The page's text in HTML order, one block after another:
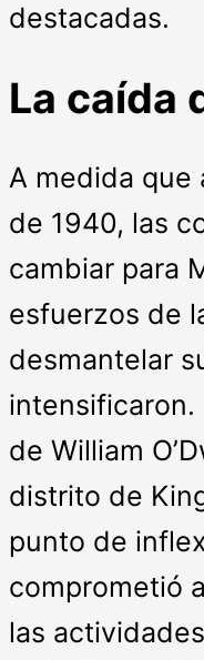
destacadas.
La caída
A medida que
de 1940, las
cambiar para
esfuerzos de
desmantelar
intensificaron.
de William
distrito de
punto de
comprometió
las